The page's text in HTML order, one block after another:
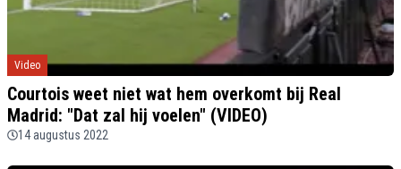
Video
Courtois weet niet wat hem overkomt bij Real
Madrid: "Dat zal hij voelen" (VIDEO)
14 augustus 2022